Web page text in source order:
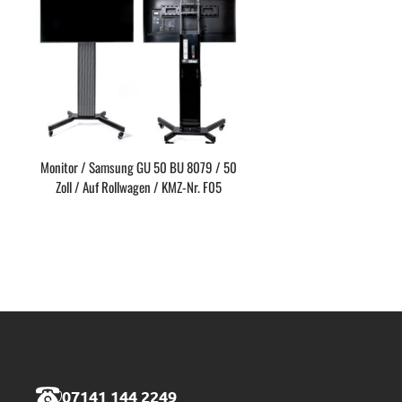
Monitor / Samsung GU 50 BU 8079 / 50
Zoll / Auf Rollwagen / KMZ-Nr. F05
07141 144 2249